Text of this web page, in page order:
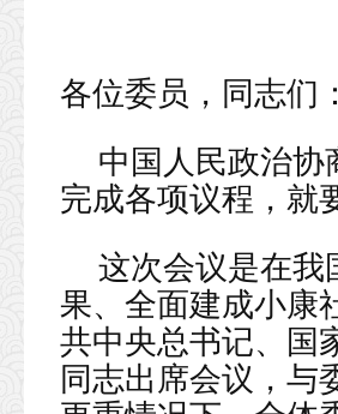
各位委员，同志们：
中国人民政治协
完成各项议程，就
这次会议是在我
果、全面建成小康
共中央总书记、国
同志出席会议，与